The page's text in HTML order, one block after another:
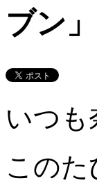
ブン
いつ
このた